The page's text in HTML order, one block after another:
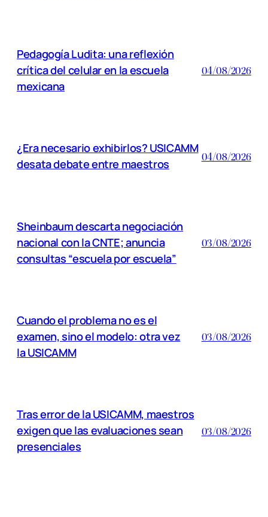
Pedagogía Ludita: una reflexión
crítica del celular en la escuela
mexicana
04/08/2026
¿Era necesario exhibirlos? USICAMM
desata debate entre maestros
04/08/2026
Sheinbaum descarta negociación
nacional con la CNTE; anuncia
consultas “escuela por escuela”
03/08/2026
Cuando el problema no es el
examen, sino el modelo: otra vez
la USICAMM
03/08/2026
Tras error de la USICAMM, maestros
exigen que las evaluaciones sean
presenciales
03/08/2026